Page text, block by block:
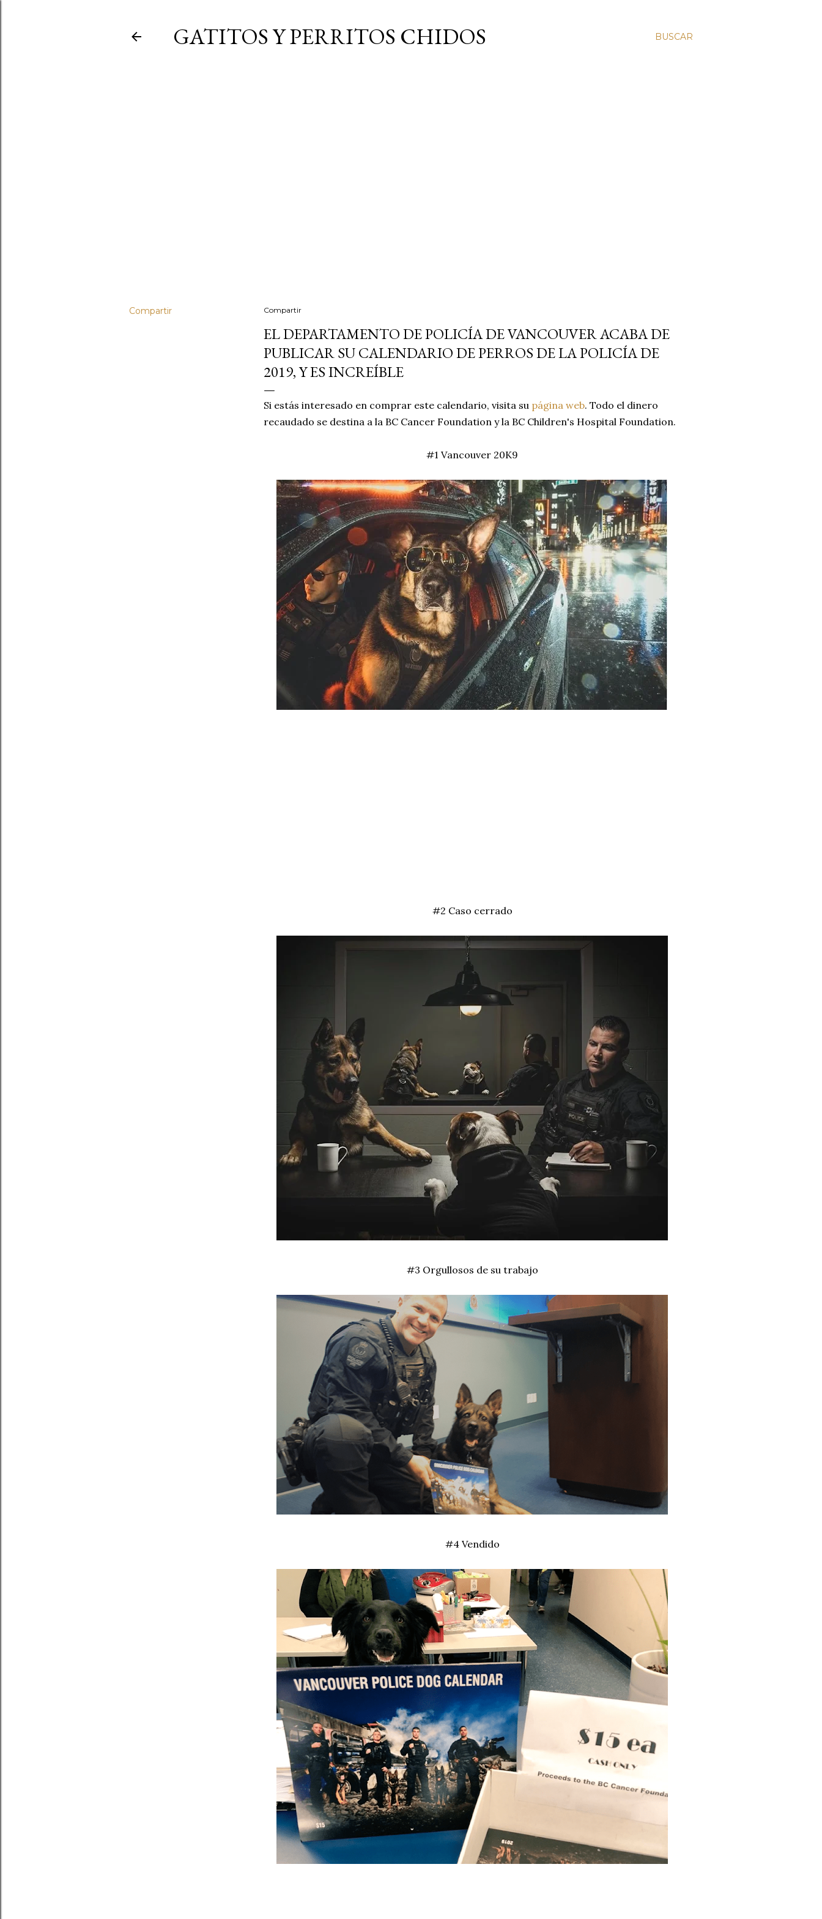
BUSCAR
GATITOS Y PERRITOS CHIDOS
Compartir Compartir
EL DEPARTAMENTO DE POLICÍA DE VANCOUVER ACABA DE
PUBLICAR SU CALENDARIO DE PERROS DE LA POLICÍA DE
2019, Y ES INCREÍBLE
Si estás interesado en comprar este calendario, visita su página web. Todo el dinero
recaudado se destina a la BC Cancer Foundation y la BC Children's Hospital Foundation.
#1 Vancouver 20K9
#2 Caso cerrado
#3 Orgullosos de su trabajo
#4 Vendido